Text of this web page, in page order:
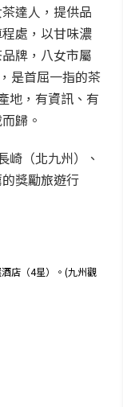
達人，提供品
處，以甘味濃
牌，八女市屬
是首屈一指的茶
地，有資訊、有
歸。
崎（北九州）、
獎勵旅遊行
店（4星）。(九州觀